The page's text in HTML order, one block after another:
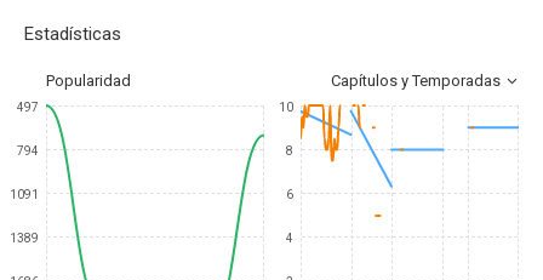
Estadísticas
Popularidad Capítulos y Temporadas
497
794
1091
1389
10
8
6
4